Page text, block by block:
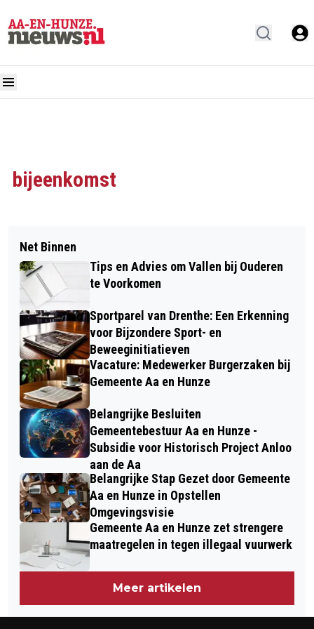
bijeenkomst
Net Binnen
Tips en Advies om Vallen bij Ouderen
te Voorkomen
Sportparel van Drenthe: Een Erkenning
voor Bijzondere Sport- en
Beweeginitiatieven
Vacature: Medewerker Burgerzaken bij
Gemeente Aa en Hunze
Belangrijke Besluiten
Gemeentebestuur Aa en Hunze -
Subsidie voor Historisch Project Anloo
aan de Aa
Belangrijke Stap Gezet door Gemeente
Aa en Hunze in Opstellen
Omgevingsvisie
Gemeente Aa en Hunze zet strengere
maatregelen in tegen illegaal vuurwerk
Meer artikelen